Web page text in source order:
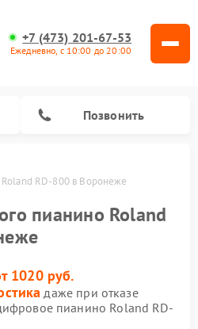
+7 (473) 201-67-53
Ежедневно, с 10:00 до 20:00
Позвонить
RD-800 в Воронеже
пианино Roland
1020 руб.
даже при отказе
пианино Roland RD-